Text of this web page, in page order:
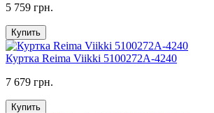
5 759 грн.
Купить
Куртка Reima Viikki 5100272A-4240
7 679 грн.
Купить